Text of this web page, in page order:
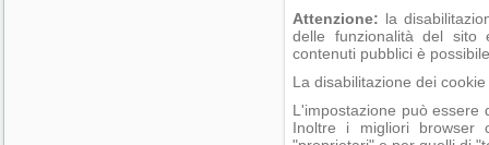
Attenzione: la
delle funzionalità del sito
contenuti pubblici è
La disabilitazione dei
L'impostazione può essere
Inoltre i migliori browser